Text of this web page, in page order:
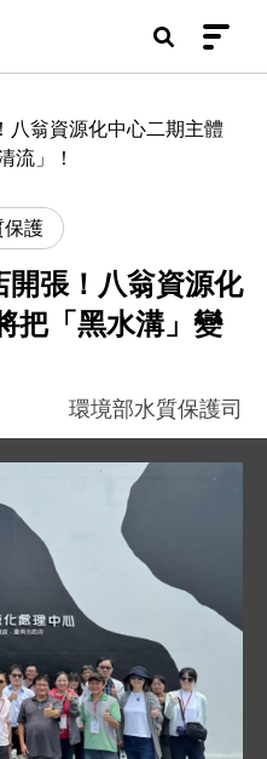
八翁資源化中心二期主體
流」！
保護
開張！八翁資源化
把「黑水溝」變
環境部水質保護司